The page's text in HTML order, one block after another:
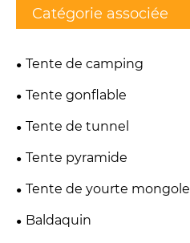
Catégorie associée
Tente de camping
Tente gonflable
Tente de tunnel
Tente pyramide
Tente de yourte mongole
Baldaquin